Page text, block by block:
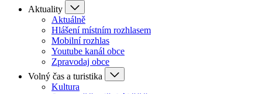
Aktuality
Aktuálně
Hlášení místním rozhlasem
Mobilní rozhlas
Youtube kanál obce
Zpravodaj obce
Volný čas a turistika
Kultura